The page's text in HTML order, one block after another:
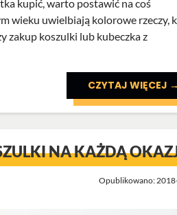
kupić, warto postawić na coś
wieku uwielbiają kolorowe rzeczy,
zakup koszulki lub kubeczka z
CZYTAJ WIĘCEJ
NA KAŻDĄ
Opublikowano: